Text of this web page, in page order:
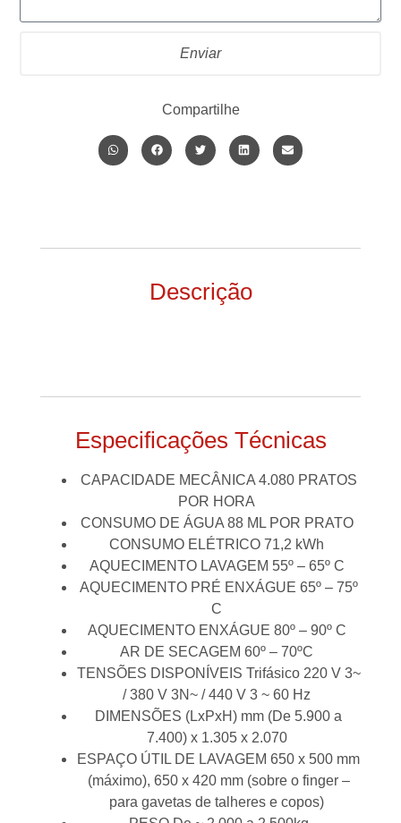
Enviar
Compartilhe
Descrição
Especificações Técnicas
CAPACIDADE MECÂNICA 4.080 PRATOS
POR HORA
CONSUMO DE ÁGUA 88 ML POR PRATO
CONSUMO ELÉTRICO 71,2 kWh
AQUECIMENTO LAVAGEM 55º – 65º C
AQUECIMENTO PRÉ ENXÁGUE 65º – 75º
C
AQUECIMENTO ENXÁGUE 80º – 90º C
AR DE SECAGEM 60º – 70ºC
TENSÕES DISPONÍVEIS Trifásico 220 V 3~
/ 380 V 3N~ / 440 V 3 ~ 60 Hz
DIMENSÕES (LxPxH) mm (De 5.900 a
7.400) x 1.305 x 2.070
ESPAÇO ÚTIL DE LAVAGEM 650 x 500 mm
(máximo), 650 x 420 mm (sobre o finger –
para gavetas de talheres e copos)